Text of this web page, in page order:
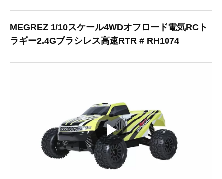
MEGREZ 1/10スケール4WDオフロード電気RCト
ラギー2.4Gブラシレス高速RTR # RH1074